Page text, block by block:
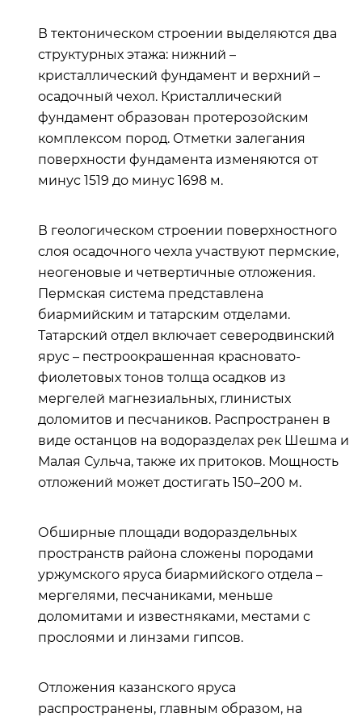
В тектоническом строении выделяются два
структурных этажа: нижний –
кристаллический фундамент и верхний –
осадочный чехол. Кристаллический
фундамент образован протерозойским
комплексом пород. Отметки залегания
поверхности фундамента изменяются от
минус 1519 до минус 1698 м.
В геологическом строении поверхностного
слоя осадочного чехла участвуют пермские,
неогеновые и четвертичные отложения.
Пермская система представлена
биармийским и татарским отделами.
Татарский отдел включает северодвинский
ярус – пестроокрашенная красновато-
фиолетовых тонов толща осадков из
мергелей магнезиальных, глинистых
доломитов и песчаников. Распространен в
виде останцов на водоразделах рек Шешма и
Малая Сульча, также их притоков. Мощность
отложений может достигать 150–200 м.
Обширные площади водораздельных
пространств района сложены породами
уржумского яруса биармийского отдела –
мергелями, песчаниками, меньше
доломитами и известняками, местами с
прослоями и линзами гипсов.
Отложения казанского яруса
распространены, главным образом, на